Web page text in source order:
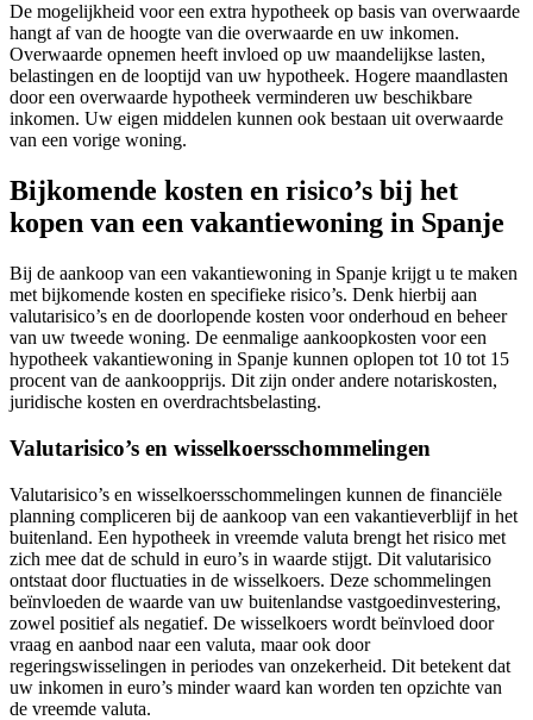
De mogelijkheid voor een extra hypotheek op basis van overwaarde
hangt af van de hoogte van die overwaarde en uw inkomen.
Overwaarde opnemen heeft invloed op uw maandelijkse lasten,
belastingen en de looptijd van uw hypotheek. Hogere maandlasten
door een overwaarde hypotheek verminderen uw beschikbare
inkomen. Uw eigen middelen kunnen ook bestaan uit overwaarde
van een vorige woning.
Bijkomende kosten en risico’s bij het
kopen van een vakantiewoning in Spanje
Bij de aankoop van een vakantiewoning in Spanje krijgt u te maken
met bijkomende kosten en specifieke risico’s. Denk hierbij aan
valutarisico’s en de doorlopende kosten voor onderhoud en beheer
van uw tweede woning. De eenmalige aankoopkosten voor een
hypotheek vakantiewoning in Spanje kunnen oplopen tot 10 tot 15
procent van de aankoopprijs. Dit zijn onder andere notariskosten,
juridische kosten en overdrachtsbelasting.
Valutarisico’s en wisselkoersschommelingen
Valutarisico’s en wisselkoersschommelingen kunnen de financiële
planning compliceren bij de aankoop van een vakantieverblijf in het
buitenland. Een hypotheek in vreemde valuta brengt het risico met
zich mee dat de schuld in euro’s in waarde stijgt. Dit valutarisico
ontstaat door fluctuaties in de wisselkoers. Deze schommelingen
beïnvloeden de waarde van uw buitenlandse vastgoedinvestering,
zowel positief als negatief. De wisselkoers wordt beïnvloed door
vraag en aanbod naar een valuta, maar ook door
regeringswisselingen in periodes van onzekerheid. Dit betekent dat
uw inkomen in euro’s minder waard kan worden ten opzichte van
de vreemde valuta.